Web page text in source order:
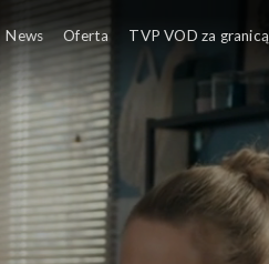
News Oferta TVP VOD za granicą